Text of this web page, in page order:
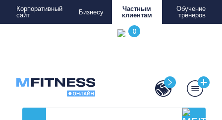
Корпоративный
сайт
Бизнесу
Частным
клиентам
Обучение
тренеров